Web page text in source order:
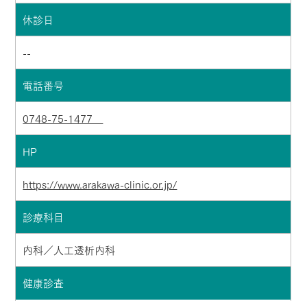
休診日
--
電話番号
0748-75-1477
HP
https://www.arakawa-clinic.or.jp/
診療科目
内科／人工透析内科
健康診査